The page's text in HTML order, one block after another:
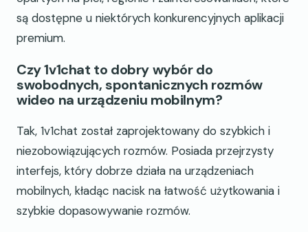
są dostępne u niektórych konkurencyjnych aplikacji
premium.
Czy 1v1chat to dobry wybór do
swobodnych, spontanicznych rozmów
wideo na urządzeniu mobilnym?
Tak, 1v1chat został zaprojektowany do szybkich i
niezobowiązujących rozmów. Posiada przejrzysty
interfejs, który dobrze działa na urządzeniach
mobilnych, kładąc nacisk na łatwość użytkowania i
szybkie dopasowywanie rozmów.